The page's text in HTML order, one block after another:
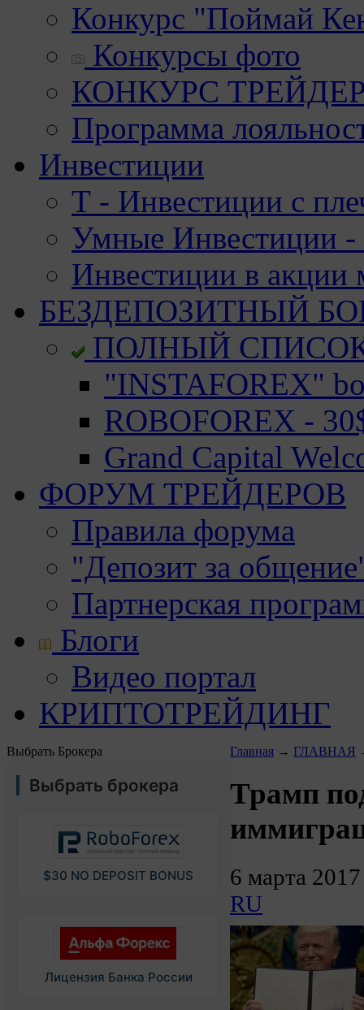
Конкурс "Поймай
Конкурсы фото
КОНКУРС
Программа
Инвестиции
Т - Инвестиции с
Умные Инвестиции -
Инвестиции в акции
БЕЗДЕПОЗИТНЫЙ
ПОЛНЫЙ
"INSTAFOREX"
ROBOFOREX -
Grand Capital
ФОРУМ ТРЕЙДЕРОВ
Правила форума
"Депозит за
Партнерская
Блоги
Видео портал
КРИПТОТРЕЙДИНГ
Выбрать Брокера
Выбрать брокера
$30 NO DEPOSIT BONUS
Лицензия Банка России
Главная → ГЛАВНАЯ
Трамп
6 марта
RU